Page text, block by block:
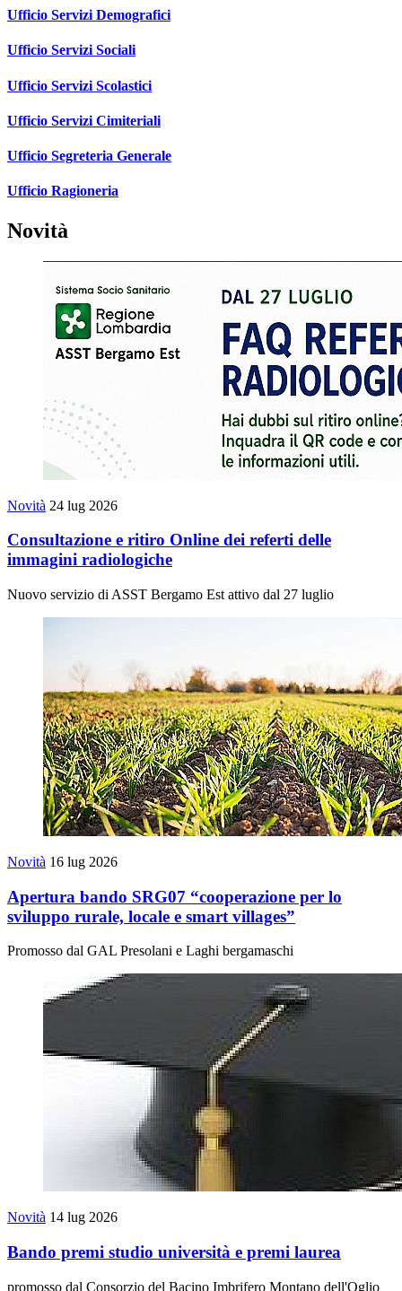
Ufficio Servizi Demografici
Ufficio Servizi Sociali
Ufficio Servizi Scolastici
Ufficio Servizi Cimiteriali
Ufficio Segreteria Generale
Ufficio Ragioneria
Novità
Novità 24 lug 2026
Consultazione e ritiro Online dei referti delle
immagini radiologiche
Nuovo servizio di ASST Bergamo Est attivo dal 27 luglio
Novità 16 lug 2026
Apertura bando SRG07 “cooperazione per lo
sviluppo rurale, locale e smart villages”
Promosso dal GAL Presolani e Laghi bergamaschi
Novità 14 lug 2026
Bando premi studio università e premi laurea
promosso dal Consorzio del Bacino Imbrifero Montano dell'Oglio